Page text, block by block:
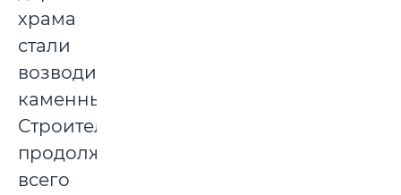
храма
стали
возводить
каменный.
Строительство
продолжалось
всего